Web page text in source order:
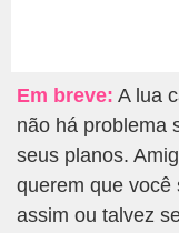
Em breve: A lua
não há problema
seus planos.
querem que você
assim ou talvez